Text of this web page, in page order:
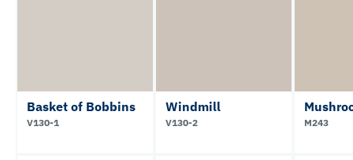
Basket of Bobbins
V130-1
Windmill
V130-2 M243